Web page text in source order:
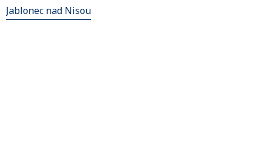
Jablonec nad Nisou